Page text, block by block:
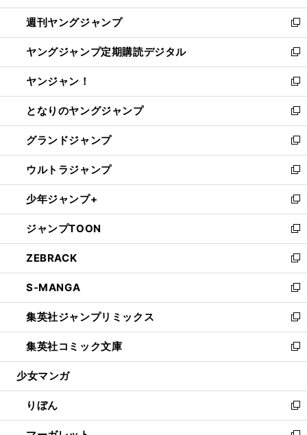
開
く
ウ
で
開
く
ン
ド
ウ
で
開
く
ウ
ィ
ン
ド
ウ
で
開
く
週刊ヤングジャンプ
新
し
い
ウ
ィ
ン
ド
ウ
で
開
く
ヤングジャンプ定期購読デジタル
新
し
い
ウ
ィ
ン
ド
ウ
で
開
く
ヤンジャン！
新
し
い
ウ
ィ
ン
ド
ウ
で
開
く
となりのヤングジャンプ
新
し
い
ウ
ィ
ン
ド
ウ
で
開
く
グランドジャンプ
新
し
い
ウ
ィ
ン
ド
ウ
で
開
く
ウルトラジャンプ
新
し
い
ウ
ィ
ン
ド
ウ
で
開
く
少年ジャンプ+
新
し
い
ウ
ィ
ン
ド
ウ
で
開
く
ジャンプTOON
新
し
い
ウ
ィ
ン
ド
ウ
で
開
ZEBRACK
新
し
い
ウ
ィ
ン
ド
ウ
開
く
S-MANGA
新
し
い
ウ
ィ
ン
ウ
で
開
集英社ジャンプリミックス
新
し
い
ウ
ン
ド
ウ
集英社コミック文庫
新
し
ウ
ィ
ン
少女マンガ
りぼん
新
し